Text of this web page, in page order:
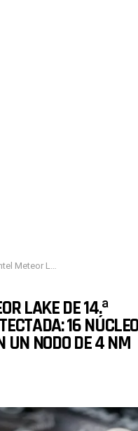
detectada: 16 núcleos y 42 MB de caché en un nodo de 4 nm [Reporte]
LAKE DE 14.ª
16
UN NODO DE 4 NM